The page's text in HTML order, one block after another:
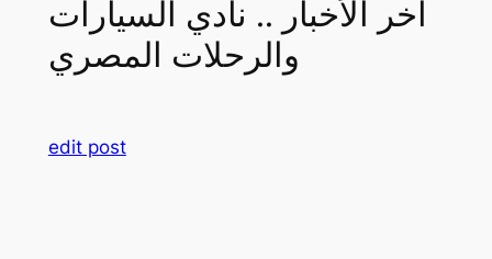
أخر الأخبار .. نادي السيارات
والرحلات المصري
edit post